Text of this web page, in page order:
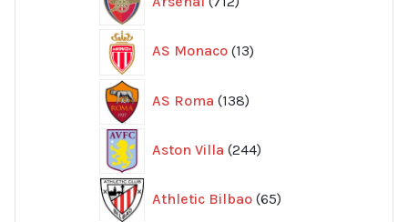
produkter
AS Monaco 13
produkter
AS Roma 138
produkter
Aston Villa 244
produkter
Athletic Bilbao 65
produkter